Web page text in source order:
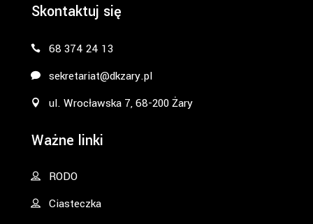
Skontaktuj się
68 374 24 13
sekretariat@dkzary.pl
ul. Wrocławska 7, 68-200 Żary
Ważne linki
RODO
Ciasteczka